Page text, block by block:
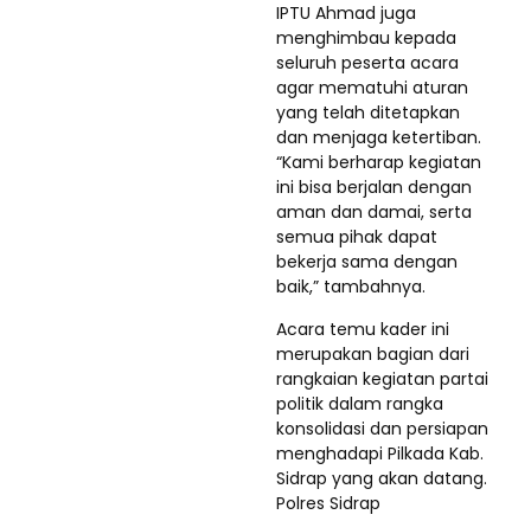
IPTU Ahmad juga
menghimbau kepada
seluruh peserta acara
agar mematuhi aturan
yang telah ditetapkan
dan menjaga ketertiban.
“Kami berharap kegiatan
ini bisa berjalan dengan
aman dan damai, serta
semua pihak dapat
bekerja sama dengan
baik,” tambahnya.
Acara temu kader ini
merupakan bagian dari
rangkaian kegiatan partai
politik dalam rangka
konsolidasi dan persiapan
menghadapi Pilkada Kab.
Sidrap yang akan datang.
Polres Sidrap